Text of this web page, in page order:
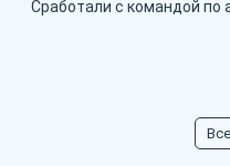
Сработали с командой по